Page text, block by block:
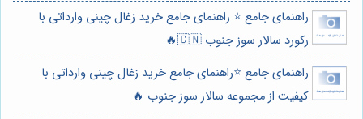
راهنمای جامع ⭐️ راهنمای جامع خرید زغال چینی وارداتی با
رکورد سالار سوز جنوب 🇨🇳🔥
راهنمای جامع ⭐️راهنمای جامع خرید زغال چینی وارداتی با
کیفیت از مجموعه سالار سوز جنوب 🔥